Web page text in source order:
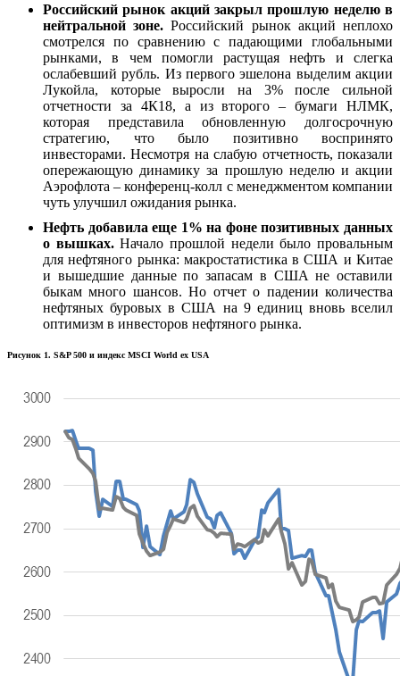
Российский рынок акций закрыл прошлую неделю в
нейтральной зоне.Российский рынок акций неплохо
смотрелся по сравнению с падающими глобальными
рынками, в чем помогли растущая нефть и слегка
ослабевший рубль. Из первого эшелона выделим акции
Лукойла, которые выросли на 3% после сильной
отчетности за 4К18, а из второго – бумаги НЛМК,
которая представила обновленную долгосрочную
стратегию, что было позитивно воспринято
инвесторами. Несмотря на слабую отчетность, показали
опережающую динамику за прошлую неделю и акции
Аэрофлота – конференц-колл с менеджментом компании
чуть улучшил ожидания рынка.
Нефть добавила еще 1% на фоне позитивных данных
о вышках.Начало прошлой недели было провальным
для нефтяного рынка: макростатистика в США и Китае
и вышедшие данные по запасам в США не оставили
быкам много шансов. Но отчет о падении количества
нефтяных буровых в США на 9 единиц вновь вселил
оптимизм в инвесторов нефтяного рынка.
Рисунок 1. S&P 500 и индекс MSCI World ex USA